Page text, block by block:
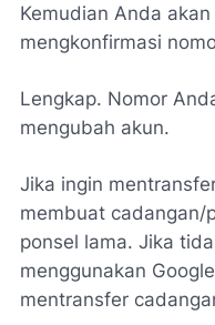
Kemudian Anda
mengkonfirmasi
Lengkap. Nomor
mengubah akun.
Jika ingin
membuat cadangan/
ponsel lama. Jika
menggunakan
mentransfer